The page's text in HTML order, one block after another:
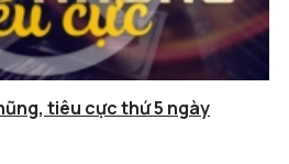
tiêu cực thứ 5 ngày